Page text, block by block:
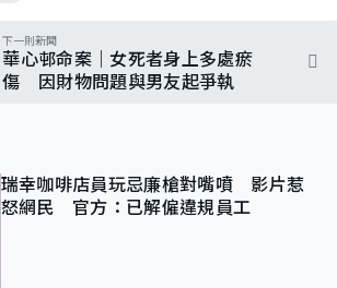
下一則新聞
華心邨命案｜女死者身上多處瘀
傷 因財物問題與男友起爭執
瑞幸咖啡店員玩忌廉槍對嘴噴 影片惹
怒網民 官方：已解僱違規員工